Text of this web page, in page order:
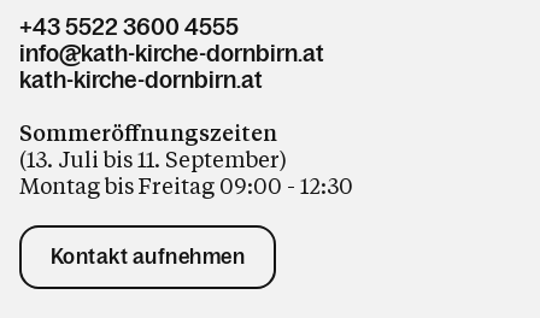
+43 5522 3600 4555
info@kath-kirche-dornbirn.at
kath-kirche-dornbirn.at
Sommeröffnungszeiten
(13. Juli bis 11. September)
Montag bis Freitag 09:00 - 12:30
Kontakt aufnehmen